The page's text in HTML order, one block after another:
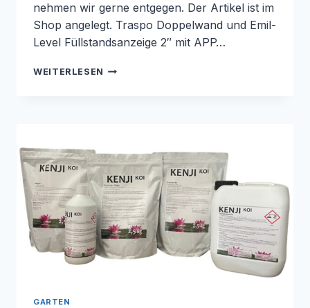
nehmen wir gerne entgegen. Der Artikel ist im
Shop angelegt. Traspo Doppelwand und Emil-
Level Füllstandsanzeige 2″ mit APP…
WEITERLESEN MOBILE
445CTK
GARTEN